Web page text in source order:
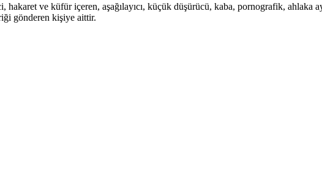
hakaret ve küfür içeren, aşağılayıcı, küçük düşürücü, kaba, pornografik,
gönderen kişiye aittir.